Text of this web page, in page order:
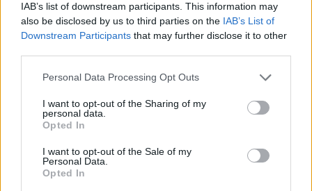
IAB’s list of downstream participants. This information may
also be disclosed by us to third parties on the IAB’s List of
Downstream Participants that may further disclose it to other
Please note that this website/app uses one or more Google
not limited to your visit or usage behaviour. You may click to
grant or deny consent to Google and its third-party tags to
use your data for below specified purposes in below Google
consent section.
Personal Data Processing Opt Outs
I want to opt-out of the Sharing of my
personal data.
Opted In
I want to opt-out of the Sale of my
Personal Data.
Opted In
a magyar válogatott
nemzeti szövetségeket az Európa-bajnokság csoportkörében. A
The New York Times […]
2024.07.02 13:37